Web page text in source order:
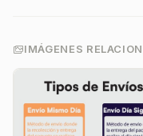
IMÁGENES